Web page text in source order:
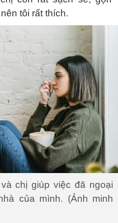
tôi rất thích.
chị giúp việc đã ngoại
của mình. (Ảnh minh